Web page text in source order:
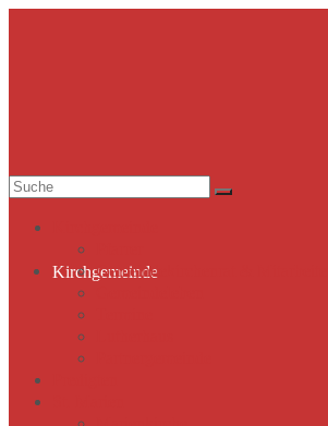
Kirchgemeinde
Suche
Gemeindekirchenrat & Mitarbeiter